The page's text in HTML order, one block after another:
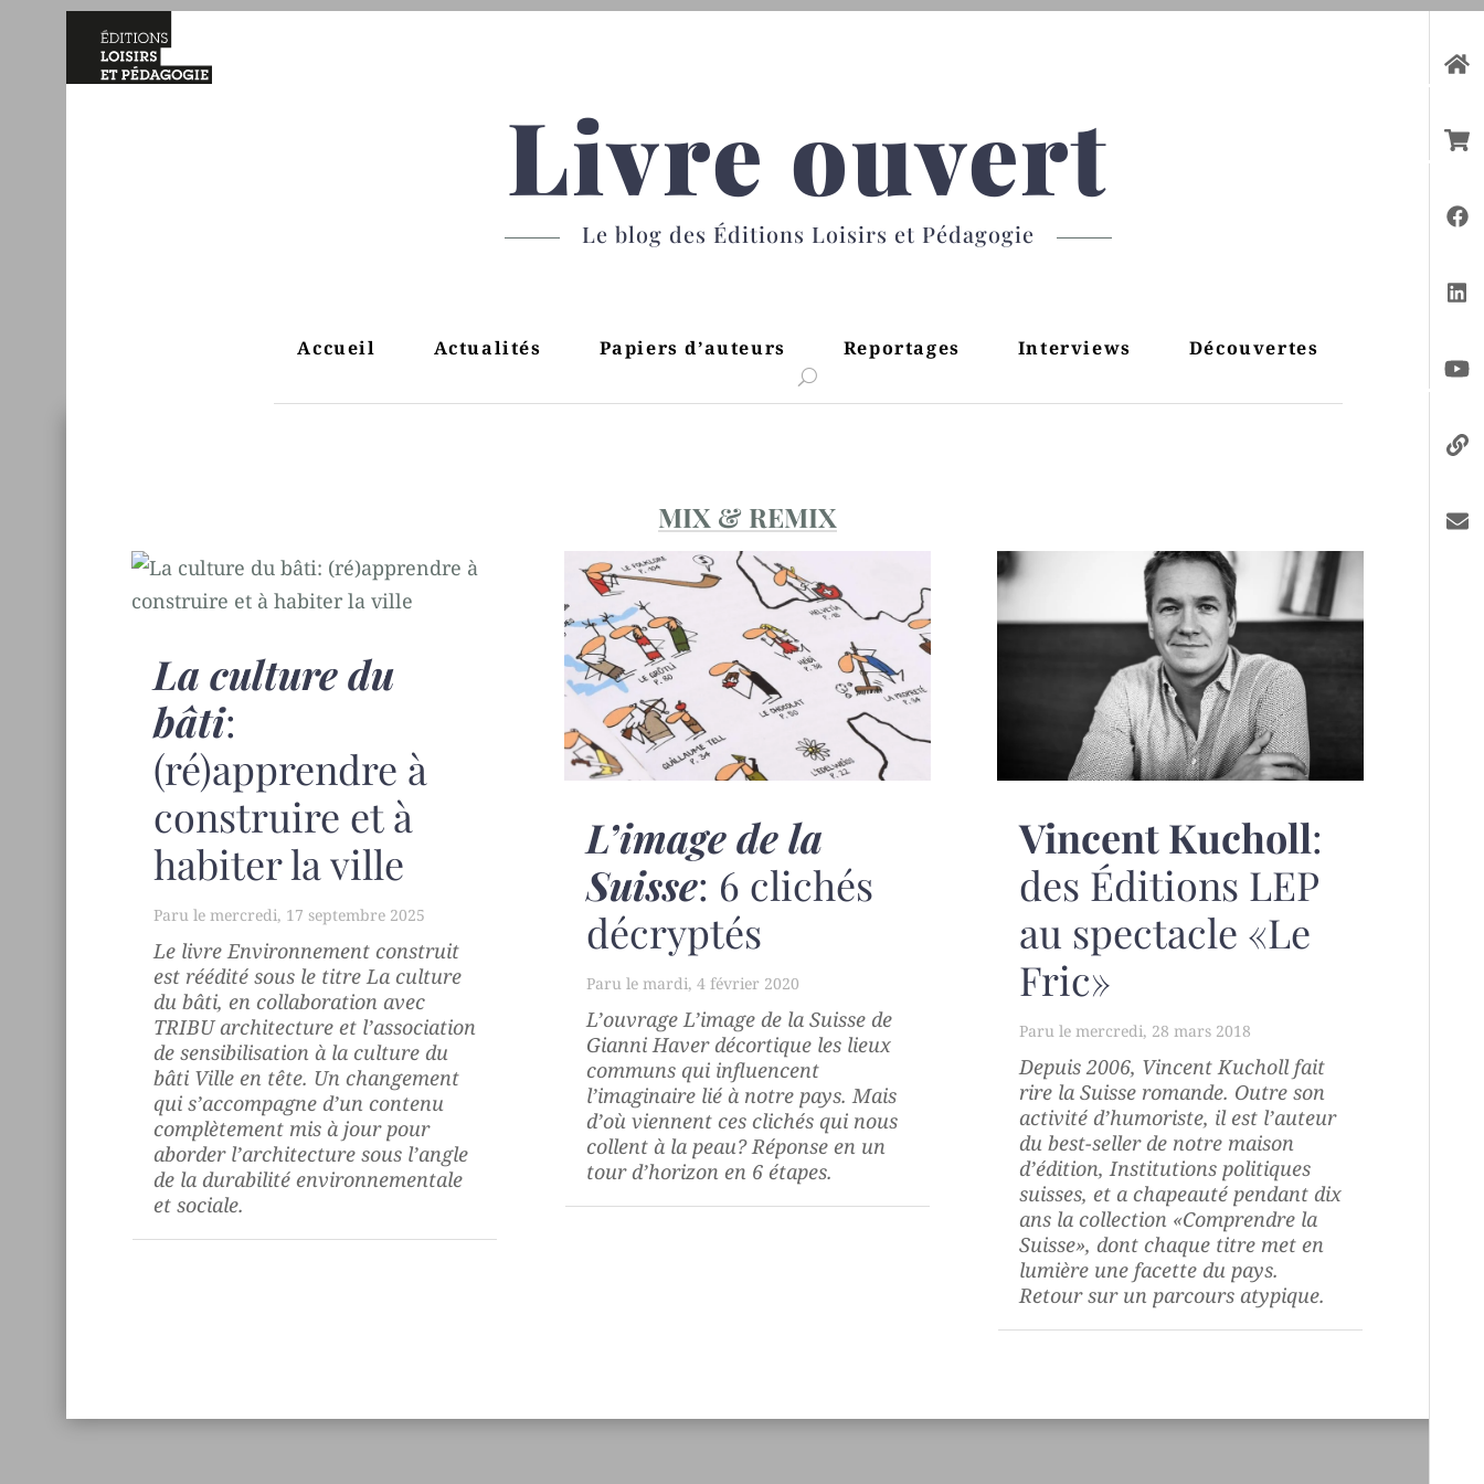
Livre ouvert
Le blog des Éditions Loisirs et Pédagogie
Accueil Actualités Papiers d’auteurs Reportages Interviews Découvertes
MIX & REMIX
La culture du
bâti:
(ré)apprendre à
construire et à
habiter la ville
mercredi, 17 septembre 2025
Le livreEnvironnement construit
est réédité sous le titreLa culture
du bâti, en collaboration avec
TRIBU architecture et l’association
de sensibilisation à la culture du
bâti Ville en tête. Un changement
qui s’accompagne d’un contenu
complètement mis à jour pour
aborder l’architecture sous l’angle
de la durabilité environnementale
et sociale.
L’image de la
Suisse: 6 clichés
décryptés
mardi, 4 février 2020
L’ouvrageL’image de la Suissede
Gianni Haver décortique les lieux
communs qui influencent
l’imaginaire lié à notre pays. Mais
d’où viennent ces clichés qui nous
collent à la peau? Réponse en un
tour d’horizon en 6 étapes.
Vincent Kucholl:
des Éditions LEP
au spectacle «Le
Fric»
mercredi, 28 mars 2018
Depuis 2006, Vincent Kucholl fait
rire la Suisse romande. Outre son
activité d’humoriste, il est l’auteur
du best-seller de notre maison
d’édition, Institutions politiques
suisses, et a chapeauté pendant dix
ans la collection «Comprendre la
Suisse», dont chaque titre met en
lumière une facette du pays.
Retour sur un parcours atypique.